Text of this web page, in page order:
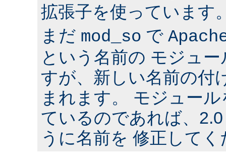
拡張子を使っています
まだ mod_so で
という名前の モジュ
すが、新しい名前の付
まれます。 モジュー
ているのであれば、
うに名前を 修正して